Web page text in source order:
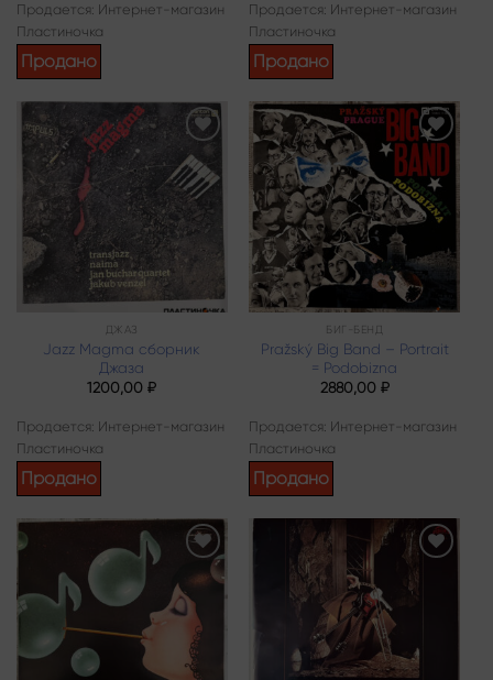
Продается: Интернет-магазин
Пластиночка
Продано
Продается: Интернет-магазин
Пластиночка
Продано
Add to
wishlist
ДЖАЗ
Jazz Magma сборник
Джаза
1200,00₽
Продается: Интернет-магазин
Пластиночка
Продано
Add to
wishlist
БИГ-БЕНД
Pražský Big Band – Portrait
= Podobizna
2880,00 ₽
Продается: Интернет-магазин
Пластиночка
Продано
Add to
wishlist
Add to
wishlist